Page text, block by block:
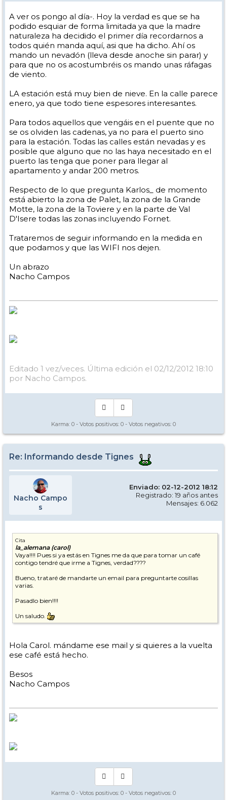
A ver os pongo al día-. Hoy la verdad es que se ha
podido esquiar de forma limitada ya que la madre
naturaleza ha decidido el primer día recordarnos a
todos quién manda aquí, asi que ha dicho. Ahí os
mando un nevadón (lleva desde anoche sin parar) y
para que no os acostumbréis os mando unas ráfagas
de viento.
LA estación está muy bien de nieve. En la calle parece
enero, ya que todo tiene espesores interesantes.
Para todos aquellos que vengáis en el puente que no
se os olviden las cadenas, ya no para el puerto sino
para la estación. Todas las calles están nevadas y es
posible que alguno que no las haya necesitado en el
puerto las tenga que poner para llegar al
apartamento y andar 200 metros.
Respecto de lo que pregunta Karlos_ de momento
está abierto la zona de Palet, la zona de la Grande
Motte, la zona de la Toviere y en la parte de Val
D'Isere todas las zonas incluyendo Fornet.
Trataremos de seguir informando en la medida en
que podamos y que las WIFI nos dejen.
Un abrazo
Nacho Campos
Editado 1 vez/veces. Última edición el 02/12/2012 18:10
por Nacho Campos.
Karma: 0 - Votos positivos: 0 - Votos negativos: 0
Re: Informando desde Tignes
Nacho Campo
s
Enviado: 02-12-2012 18:12
Registrado: 19 años antes
Mensajes: 6.062
Cita
la_alemana (carol)
Vaya!!!! Pues si ya estás en Tignes me da que para tomar un café
contigo tendré que irme a Tignes, verdad????
Bueno, trataré de mandarte un email para preguntarte cosillas
varias.
Pasadlo bien!!!!
Un saludo.
Hola Carol. mándame ese mail y si quieres a la vuelta
ese café está hecho.
Besos
Nacho Campos
Karma: 0 - Votos positivos: 0 - Votos negativos: 0